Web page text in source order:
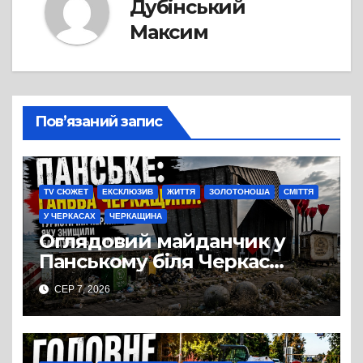
Дубінський
Максим
Пов’язаний запис
TV СЮЖЕТ ЕКСКЛЮЗИВ ЖИТТЯ ЗОЛОТОНОША СМІТТЯ
У ЧЕРКАСАХ ЧЕРКАЩИНА
Оглядовий майданчик у
Панському біля Черкас
перетворився на занедбане
сміттєзвалище
СЕР 7, 2026